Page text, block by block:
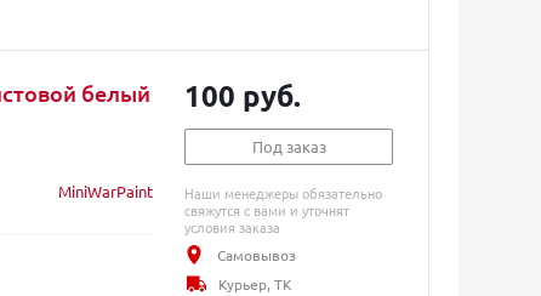
белый
MiniWarPaint
100 руб.
Под заказ
Наши менеджеры обязательно
свяжутся с вами и уточнят
условия заказа
Самовывоз
Курьер, ТК